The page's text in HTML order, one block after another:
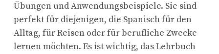
Übungen und Anwendungsbeispiele. Sie sind
perfekt für diejenigen, die Spanisch für den
Alltag, für Reisen oder für berufliche Zwecke
lernen möchten. Es ist wichtig, das Lehrbuch